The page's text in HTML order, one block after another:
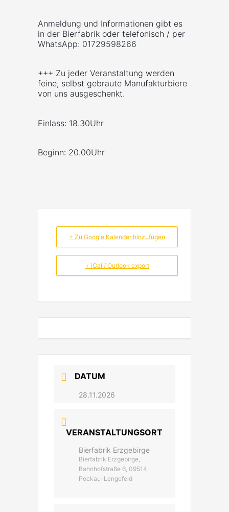
Anmeldung und Informationen gibt es
in der Bierfabrik oder telefonisch / per
WhatsApp: 01729598266
+++ Zu jeder Veranstaltung werden
feine, selbst gebraute Manufakturbiere
von uns ausgeschenkt.
Einlass: 18.30Uhr
Beginn: 20.00Uhr
+ Zu Google Kalender hinzufügen
+ iCal / Outlook export
DATUM
28.11.2026
VERANSTALTUNGSORT
Bierfabrik Erzgebirge
Bierfabrik Erzgebirge,
Bahnhofstraße 6, 09514
Pockau-Lengefeld